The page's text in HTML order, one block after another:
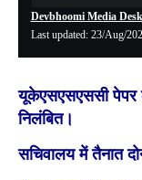
Last updated: 23/Aug/
Devbhoomi Media Desk
यूकेएसएसएससी पेपर
निलंबित।
सचिवालय में तैनात